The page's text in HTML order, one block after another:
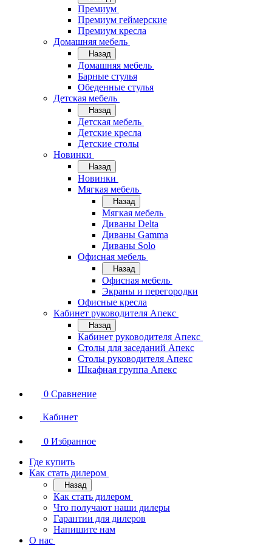
Премиум
Премиум геймерские
Премиум кресла
Домашняя мебель
Назад
Домашняя мебель
Барные стулья
Обеденные стулья
Детская мебель
Назад
Детская мебель
Детские кресла
Детские столы
Новинки
Назад
Новинки
Мягкая мебель
Назад
Мягкая мебель
Диваны Delta
Диваны Gamma
Диваны Solo
Офисная мебель
Назад
Офисная мебель
Экраны и перегородки
Офисные кресла
Кабинет руководителя Апекс
Назад
Кабинет руководителя Апекс
Столы для заседаний Апекс
Столы руководителя Апекс
Шкафная группа Апекс
0 Сравнение
Кабинет
0 Избранное
Где купить
Как стать дилером
Назад
Как стать дилером
Что получают наши дилеры
Гарантии для дилеров
Напишите нам
О нас